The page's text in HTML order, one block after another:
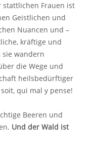
stattlichen Frauen ist
Geistlichen und
Nuancen und –
kräftige und
wandern
die Wege und
heilsbedürftiger
qui mal y pense!
Beeren und
Und der Wald ist